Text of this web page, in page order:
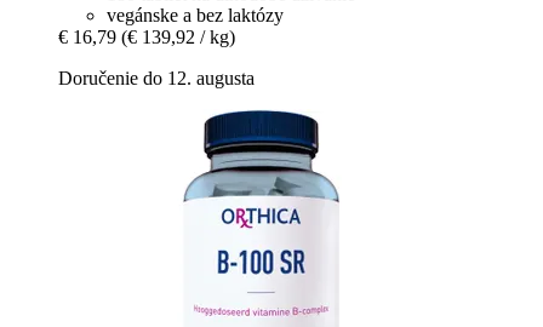
vegánske a bez laktózy
€ 16,79 (€ 139,92 / kg)
Doručenie do 12. augusta